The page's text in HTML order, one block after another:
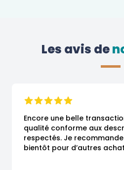
Les avis de
Encore une belle
qualité conforme aux
respectés. Je
bientôt pour d’autres